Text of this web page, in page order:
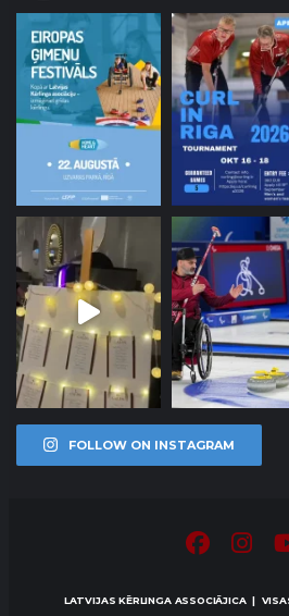
FOLLOW ON INSTAGRAM
LATVIJAS KĒRLINGA ASSOCIĀJICA |